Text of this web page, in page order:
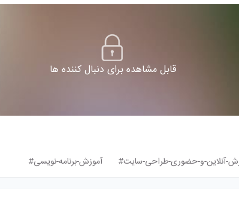
قابل مشاهده برای دنبال کننده ها
آنلاین-و-حضوری-طراحی-سایت# آموزش-برنامه-نویسی#